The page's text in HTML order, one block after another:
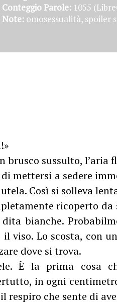
Conteggio Parole: 1055
Note: omosessualità, spoiler
brusco sussulto, l’aria
di mettersi a sedere
Così si solleva
ricoperto
bianche.
il viso. Lo scosta, con
dove si trova.
È la prima cosa
in ogni
respiro che sente di